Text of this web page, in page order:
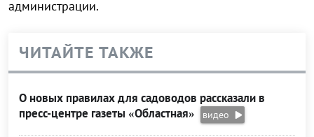
администрации.
ЧИТАЙТЕ ТАКЖЕ
О новых правилах для садоводов рассказали в
пресс-центре газеты «Областная»
видео